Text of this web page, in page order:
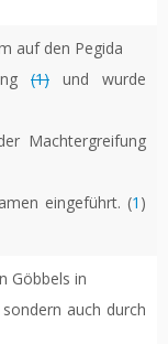
auf den Pegida
(1) und wurde
Machtergreifung
eingeführt. (1 )
Göbbels in
auch durch